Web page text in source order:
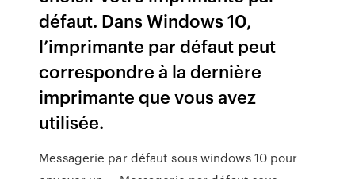
défaut. Dans Windows 10,
l’imprimante par défaut peut
correspondre à la dernière
imprimante que vous avez
utilisée.
Messagerie par défaut sous windows 10 pour